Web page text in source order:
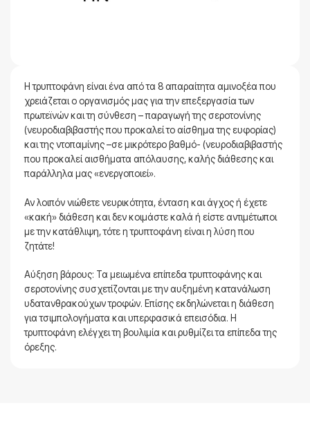
Η τρυπτοφάνη είναι ένα από τα 8 απαραίτητα αμινοξέα που
χρειάζεται ο οργανισμός μας για την επεξεργασία των
πρωτεϊνών και τη σύνθεση – παραγωγή της σεροτονίνης
(νευροδιαβιβαστής που προκαλεί το αίσθημα της ευφορίας)
και της ντοπαμίνης –σε μικρότερο βαθμό- (νευροδιαβιβαστής
που προκαλεί αισθήματα απόλαυσης, καλής διάθεσης και
παράλληλα μας «ενεργοποιεί».
Αν λοιπόν νιώθετε νευρικότητα, ένταση και άγχος ή έχετε
«κακή» διάθεση και δεν κοιμάστε καλά ή είστε αντιμέτωποι
με την κατάθλιψη, τότε η τρυπτοφάνη είναι η λύση που
ζητάτε!
Αύξηση βάρους: Τα μειωμένα επίπεδα τρυπτοφάνης και
σεροτονίνης συσχετίζονται με την αυξημένη κατανάλωση
υδατανθρακούχων τροφών. Επίσης εκδηλώνεται η διάθεση
για τσιμπολογήματα και υπερφασικά επεισόδια. Η
τρυπτοφάνη ελέγχει τη βουλιμία και ρυθμίζει τα επίπεδα της
όρεξης.